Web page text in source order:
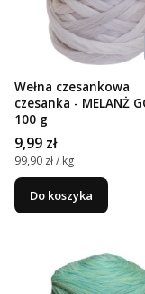
Wełna czesankowa
czesanka - MELANŻ
100 g
Cena
9,99 zł
Cena jednostkowa
99,90 zł / kg
Do koszyka